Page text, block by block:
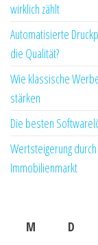
wirklich zählt
Automatisierte
die Qualität?
Wie klassische
stärken
Die besten
Wertsteigerung
Immobilienmarkt
M
D